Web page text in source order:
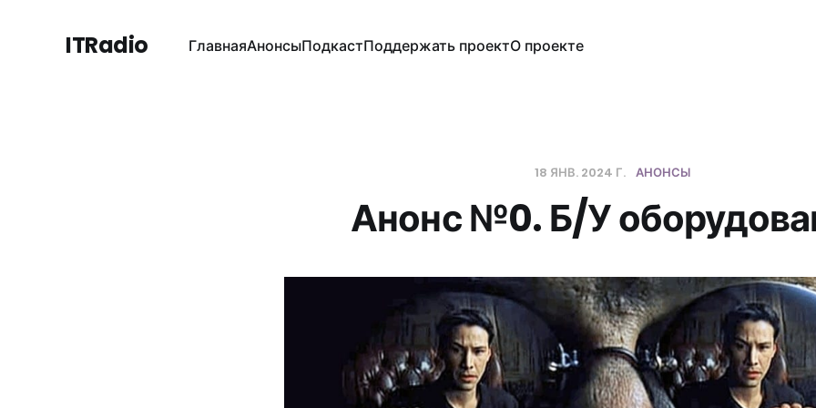
ITRadio ГлавнаяАнонсыПодкастПоддержать проектО проекте
18 ЯНВ. 2024 Г. АНОНСЫ
Анонс №0. Б/У